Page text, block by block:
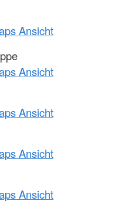
Ansicht
Ansicht
Ansicht
Ansicht
Ansicht